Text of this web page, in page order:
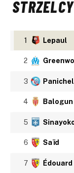
STRZELCY
1 Lepaul
2
3
4 Balogun
5
6 Saïd
7 Édouard